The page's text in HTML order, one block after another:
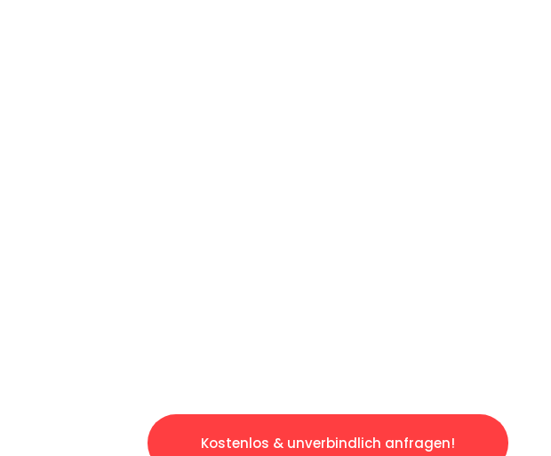
Kostenlos & unverbindlich anfragen!